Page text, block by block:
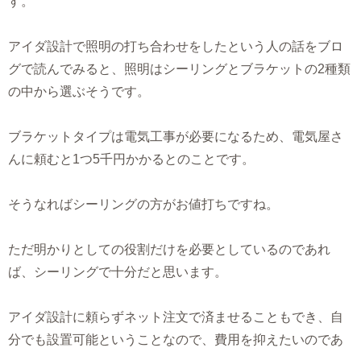
アイダ設計で照明の打ち合わせをしたという人の話をブロ
グで読んでみると、照明はシーリングとブラケットの2種類
の中から選ぶそうです。
ブラケットタイプは電気工事が必要になるため、電気屋さ
んに頼むと1つ5千円かかるとのことです。
そうなればシーリングの方がお値打ちですね。
ただ明かりとしての役割だけを必要としているのであれ
ば、シーリングで十分だと思います。
アイダ設計に頼らずネット注文で済ませることもでき、自
分でも設置可能ということなので、費用を抑えたいのであ